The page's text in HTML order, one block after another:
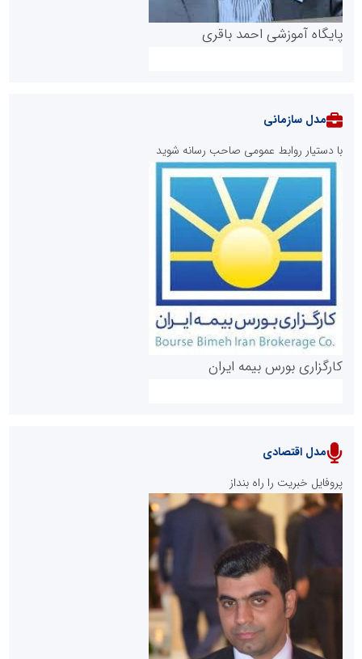
پایگاه آموزشی احمد باقری
روابط عمومی خبرگزاری گزارش خبر
پایگاه خبری نهضت ملی مسکن
مدل سازمانی
با دستیار روابط عمومی صاحب رسانه شوید
کارگزاری بورس بیمه ایران
سازمان بورس و اوراق بهادار
مرجع اخبار موثق در بازارسرمایه
مدل اقتصادی
پروفایل خبریت را راه بنداز